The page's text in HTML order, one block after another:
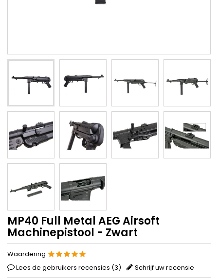
MP40 Full Metal AEG Airsoft
Machinepistool - Zwart
Waardering
Lees de gebruikers recensies (3) Schrijf uw recensie